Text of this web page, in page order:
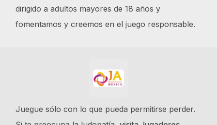
dirigido a adultos mayores de 18 años y
fomentamos y creemos en el juego responsable.
Juegue sólo con lo que pueda permitirse perder.